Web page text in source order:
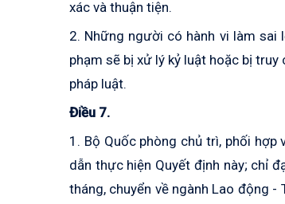
xác và thuận tiện.
2. Những người có hành vi làm
phạm sẽ bị xử lý kỷ luật hoặc bị
pháp luật.
Điều 7.
1. Bộ Quốc phòng chủ trì, phối
dẫn thực hiện Quyết định này; chỉ
tháng, chuyển về ngành Lao động